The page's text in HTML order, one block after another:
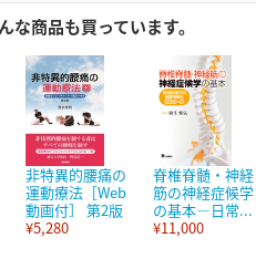
な商品も買っています。
非特異的腰痛の
運動療法［Web
動画付］ 第2版
¥5,280
脊椎脊髄・神経
筋の神経症候学
の基本―日常...
¥11,000